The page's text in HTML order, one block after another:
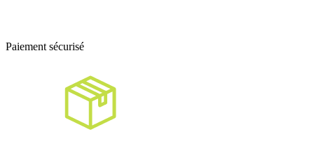
Paiement sécurisé